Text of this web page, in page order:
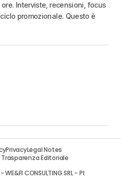
Interviste, recensioni, focus
promozionale. Questo è
PrivacyLegal Notes
Trasparenza Editoriale
CONSULTING SRL - PI: